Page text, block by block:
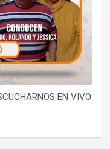
EN VIVO